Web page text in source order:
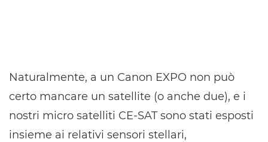
Naturalmente, a un Canon EXPO non può
certo mancare un satellite (o anche due), e i
nostri micro satelliti CE-SAT sono stati esposti
insieme ai relativi sensori stellari,